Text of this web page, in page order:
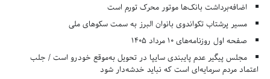
اضافه‌برداشت بانک‌ها موتور محرک تورم است
مسیر پرشتاب تکواندوی بانوان البرز به سمت سکوهای ملی
صفحه اول روزنامه‌های 10 مرداد 1405
مجلس پیگیر عدم پایبندی سایپا در تحویل به‌موقع خودرو است / جلب
اعتماد مردم سرمایه‌ای است که نباید خدشه‌دار شود